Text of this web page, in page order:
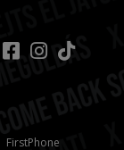
FirstPhone